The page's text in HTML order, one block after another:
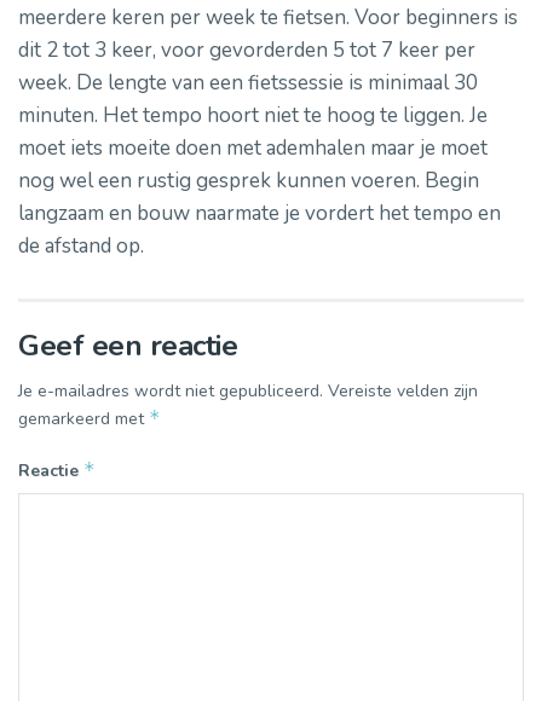
meerdere keren per week te fietsen. Voor beginners is
dit 2 tot 3 keer, voor gevorderden 5 tot 7 keer per
week. De lengte van een fietssessie is minimaal 30
minuten. Het tempo hoort niet te hoog te liggen. Je
moet iets moeite doen met ademhalen maar je moet
nog wel een rustig gesprek kunnen voeren. Begin
langzaam en bouw naarmate je vordert het tempo en
de afstand op.
Geef een reactie
Je e-mailadres wordt niet gepubliceerd. Vereiste velden zijn
gemarkeerd met *
Reactie *